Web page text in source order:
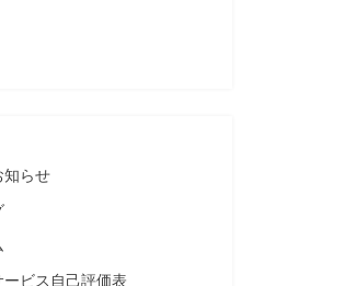
知らせ
ビス自己評価表